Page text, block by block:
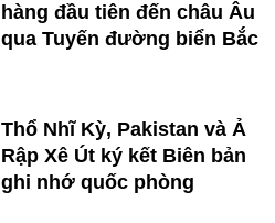
hàng đầu tiên đến châu Âu
qua Tuyến đường biển Bắc
Thổ Nhĩ Kỳ, Pakistan và Ả
Rập Xê Út ký kết Biên bản
ghi nhớ quốc phòng